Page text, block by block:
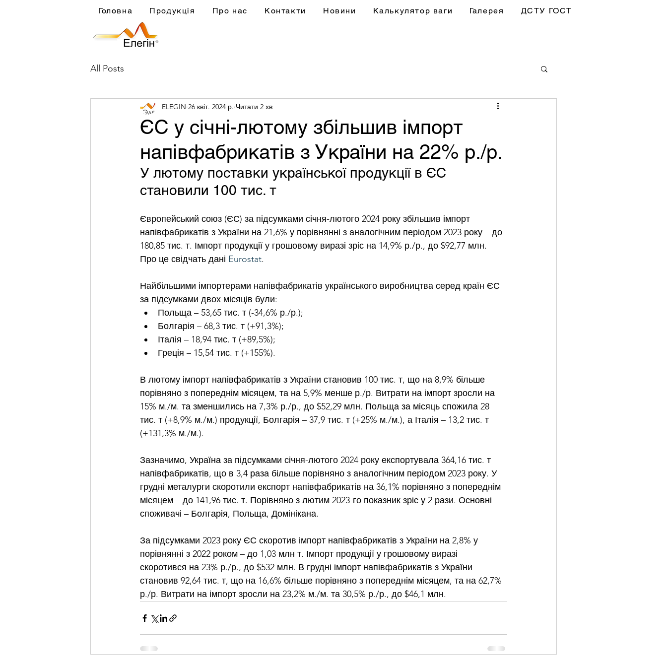
Головна Продукція Про нас Контакти Новини Калькулятор ваги Галерея ДСТУ ГОСТ
All Posts
ЄС у січні-лютому збільшив імпорт
напівфабрикатів з України на 22% р./р.
ELEGIN 26 квіт. 2024 р. Читати 2 хв
У лютому поставки української продукції в ЄС
становили 100 тис. т
Європейський союз (ЄС) за підсумками січня-лютого 2024 року збільшив імпорт
напівфабрикатів з України на 21,6% у порівнянні з аналогічним періодом 2023 року – до
180,85 тис. т. Імпорт продукції у грошовому виразі зріс на 14,9% р./р., до $92,77 млн.
Про це свідчать дані Eurostat.
Найбільшими імпортерами напівфабрикатів українського виробництва серед країн ЄС
за підсумками двох місяців були:
Польща – 53,65 тис. т (-34,6% р./р.);
Болгарія – 68,3 тис. т (+91,3%);
Італія – 18,94 тис. т (+89,5%);
Греція – 15,54 тис. т (+155%).
В лютому імпорт напівфабрикатів з України становив 100 тис. т, що на 8,9% більше
порівняно з попереднім місяцем, та на 5,9% менше р./р. Витрати на імпорт зросли на
15% м./м. та зменшились на 7,3% р./р., до $52,29 млн. Польща за місяць спожила 28
тис. т (+8,9% м./м.) продукції, Болгарія – 37,9 тис. т (+25% м./м.), а Італія – 13,2 тис. т
(+131,3% м./м.).
Зазначимо, Україна за підсумками січня-лютого 2024 року експортувала 364,16 тис. т
напівфабрикатів, що в 3,4 раза більше порівняно з аналогічним періодом 2023 року. У
грудні металурги скоротили експорт напівфабрикатів на 36,1% порівняно з попереднім
місяцем – до 141,96 тис. т. Порівняно з лютим 2023-го показник зріс у 2 рази. Основні
споживачі – Болгарія, Польща, Домінікана.
За підсумками 2023 року ЄС скоротив імпорт напівфабрикатів з України на 2,8% у
порівнянні з 2022 роком – до 1,03 млн т. Імпорт продукції у грошовому виразі
скоротився на 23% р./р., до $532 млн. В грудні імпорт напівфабрикатів з України
становив 92,64 тис. т, що на 16,6% більше порівняно з попереднім місяцем, та на 62,7%
р./р. Витрати на імпорт зросли на 23,2% м./м. та 30,5% р./р., до $46,1 млн.